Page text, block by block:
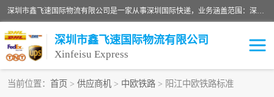
深圳市鑫飞速国际物流有限公司是一家从事深圳国际快递，业务涵盖范围：深圳DHL国际快递、深圳国际快递公司、深圳国际物流公司、深圳国际快递、深圳DHL国际快递电话可拨打全国服务热线：15019287411。欢迎各位亲来人来电到我司洽谈合作。
深圳市鑫飞速国际物流有限公司
Xinfeisu Express
当前位置： 首页 > 供应商机 > 中欧铁路 > 阳江中欧铁路标准